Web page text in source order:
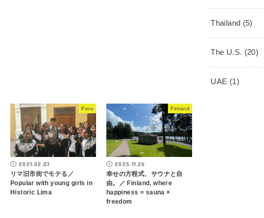
Peru
2021.02.03
リマ旧市街でモテる／
Popular with young girls in
Historic Lima
Finland
2025.11.26
幸せの方程式、サウナと自
由。／ Finland, where
happiness = sauna ×
freedom
Thailand (5)
The U.S. (20)
UAE (1)